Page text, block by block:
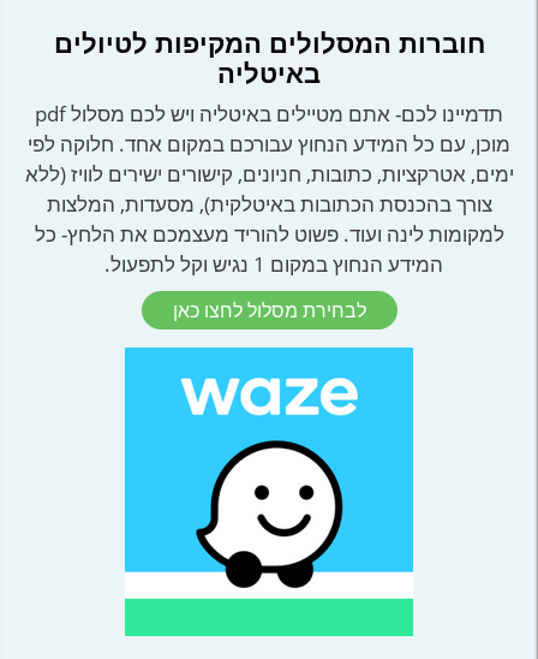
חוברות המסלולים המקיפות לטיולים
באיטליה
תדמיינו לכם- אתם מטיילים באיטליה ויש לכם מסלול pdf
מוכן, עם כל המידע הנחוץ עבורכם במקום אחד. חלוקה לפי
ימים, אטרקציות, כתובות, חניונים, קישורים ישירים לוויז (ללא
צורך בהכנסת הכתובות באיטלקית), מסעדות, המלצות
למקומות לינה ועוד. פשוט להוריד מעצמכם את הלחץ- כל
המידע הנחוץ במקום 1 נגיש וקל לתפעול.
לבחירת מסלול לחצו כאן